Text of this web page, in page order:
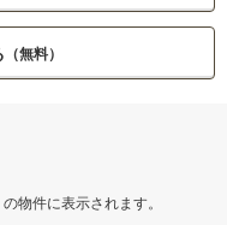
（無料）
物件に表示されます。